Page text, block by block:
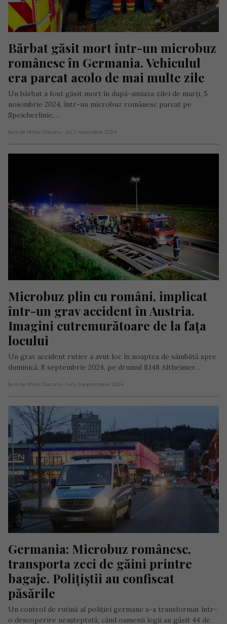
Bărbat găsit mort într-un microbuz
românesc în Germania. Vehiculul
era parcat acolo de mai multe zile
Un bărbat a fost găsit mort în după-amiaza zilei de marți, 5
noiembrie 2024, într-un microbuz românesc parcat pe
Speicherlinie,…
Scris de Mihai Diaconu - joi, 7 noiembrie 2024
Microbuz plin cu români, implicat
într-un grav accident în Austria.
Imagini cutremurătoare de la fața
locului
Un grav accident rutier a avut loc în noaptea de sâmbătă spre
duminică, 8 septembrie 2024, pe drumul B148 Altheimer…
Scris de Mihai Diaconu - luni, 9 septembrie 2024
Germania: Microbuz românesc,
transporta zeci de găini printre
bagaje. Polițiștii au confiscat
păsările
Un control de rutină al poliției germane s-a transformat într-
o descoperire neașteptată, când oamenii legii au găsit 44 de